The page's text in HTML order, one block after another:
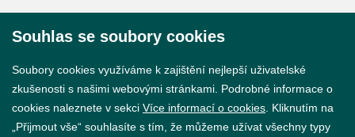
Souhlas se soubory cookies
Soubory cookies využíváme k zajištění nejlepší uživatelské
zkušenosti s našimi webovými stránkami. Podrobné informace o
cookies naleznete v sekci Více informací o cookies . Kliknutím na
„Přijmout vše“ souhlasíte s tím, že můžeme užívat všechny typy